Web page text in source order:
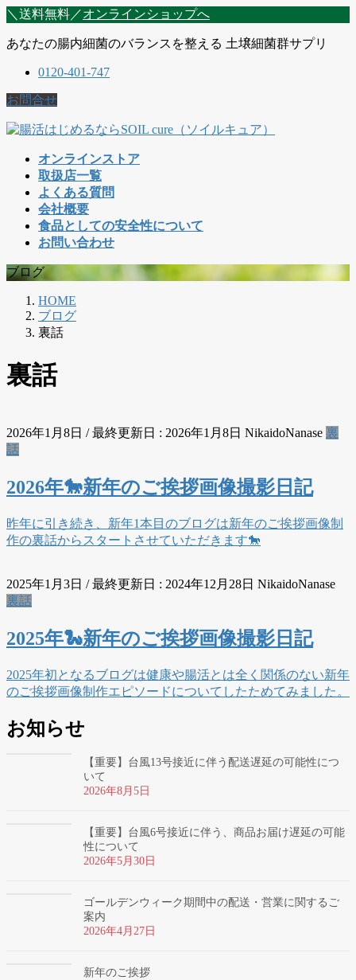
コ
テ
に
動
ナ
ゲ
ョ
に
＼送料無料／オンラインショップへ
あなたの腸内細菌のバランスを整える 土壌細菌群サプリ
0120-401-747
お問合せ
オンラインストア
取扱店一覧
よくある質問
会社概要
食品としての安全性について
お問い合わせ
ブログ
HOME
ブログ
裏話
裏話
2026年1月8日 / 最終更新日 : 2026年1月8日 NikaidoNanase 裏
話
2026年🐎新年のご挨拶画像撮影日記
昨年に引き続き、新年1本目のブログは新年のご挨拶画像制
作の裏話からスタートさせていただきます🐎
2025年1月3日 / 最終更新日 : 2024年12月28日 NikaidoNanase
裏話
2025年🐍新年のご挨拶画像撮影日記
2025年初となるブログは健康や腸活とは全く関係のない新年
のご挨拶画像制作エピソードについてしたためてみました。
お知らせ
【重要】台風13号接近に伴う配送遅延の可能性につ
いて
2026年8月5日
【重要】台風6号接近に伴う、商品お届け遅延の可能
性について
2026年5月30日
ゴールデンウィーク期間中の配送・営業に関するご
案内
2026年4月27日
新年のご挨拶